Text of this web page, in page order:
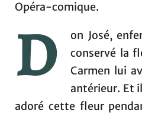
Opéra-comique.
D
on José,
conservé la
Carmen lui
antérieur. Et
adoré cette fleur